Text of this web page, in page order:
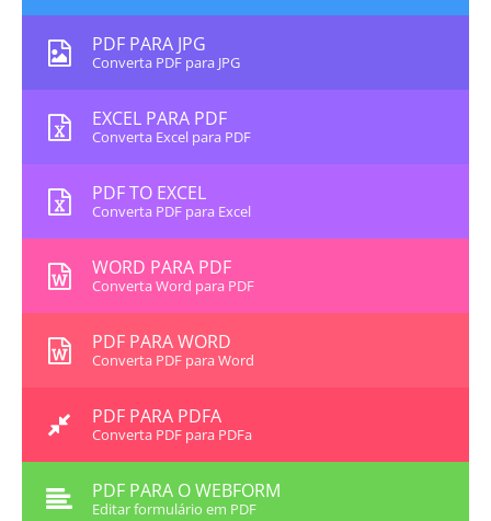
PDF PARA JPG
Converta PDF para JPG
EXCEL PARA PDF
Converta Excel para PDF
PDF TO EXCEL
Converta PDF para Excel
WORD PARA PDF
Converta Word para PDF
PDF PARA WORD
Converta PDF para Word
PDF PARA PDFA
Converta PDF para PDFa
PDF PARA O WEBFORM
Editar formulário em PDF